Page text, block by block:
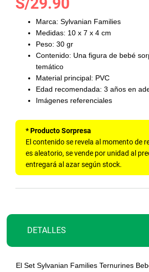
comienzo
imágenes
Marca: Sylvanian Families
Medidas: 10 x 7 x 4 cm
Peso: 30 gr
Contenido: Una figura de bebé
temático
Material principal: PVC
Edad recomendada: 3 años en
Imágenes referenciales
* Producto Sorpresa
El contenido se revela al momento de
es aleatorio, se vende por unidad al
entregará al azar según stock.
DETALLES
El Set Sylvanian Families Ternurines